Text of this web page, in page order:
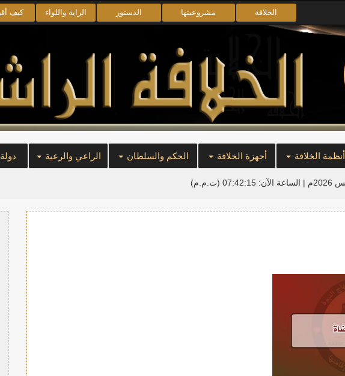
الخلافة مشروعيتها الدستور الراية واللواء كيف
أنظمة الخلافة أجهزة الخلافة الحكم والسلطان الراعي والرعية
الساعة الآن: 07:42:15 (ت.م.م)